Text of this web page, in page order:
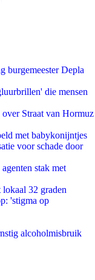
burgemeester Depla
die mensen
Straat van Hormuz
met babykonijntjes
voor schade door
stak met
32 graden
'stigma op
alcoholmisbruik